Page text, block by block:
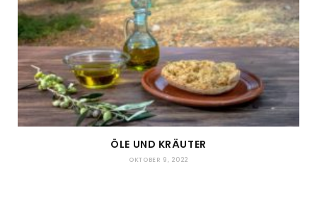
ÖLE UND KRÄUTER
OKTOBER 9, 2022